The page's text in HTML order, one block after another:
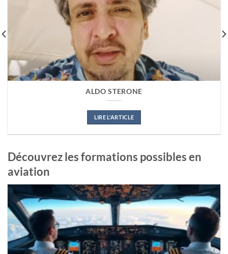
ALDO STERONE
LIRE L'ARTICLE
Découvrez les formations possibles en
aviation